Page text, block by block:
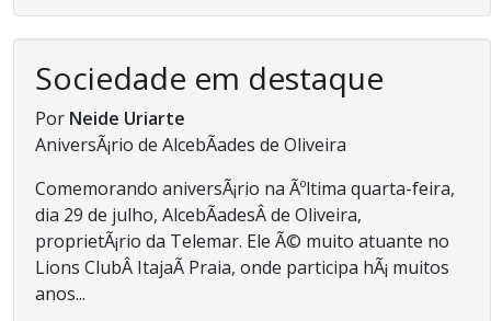
Sociedade em destaque
Por Neide Uriarte
AniversÃ¡rio de AlcebÃ­ades de Oliveira
Comemorando aniversÃ¡rio na Ãºltima quarta-feira,
dia 29 de julho, AlcebÃ­adesÂ de Oliveira,
proprietÃ¡rio da Telemar. Ele Ã© muito atuante no
Lions ClubÂ ItajaÃ­ Praia, onde participa hÃ¡ muitos
anos...